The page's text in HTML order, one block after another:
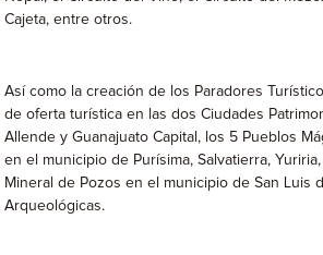
Cajeta, entre otros.
Así como la creación de los Paradores
de oferta turística en las dos Ciudades
Allende y Guanajuato Capital, los 5 Pueblos
en el municipio de Purísima, Salvatierra,
Mineral de Pozos en el municipio de San Luis
Arqueológicas.